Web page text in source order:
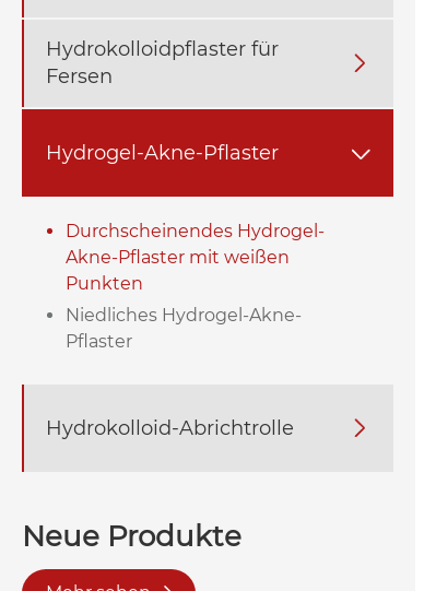
Hydrokolloidpflaster für
Fersen

Hydrogel-Akne-Pflaster 
Durchscheinendes Hydrogel-
Akne-Pflaster mit weißen
Punkten
Niedliches Hydrogel-Akne-
Pflaster
Hydrokolloid-Abrichtrolle 
Neue Produkte